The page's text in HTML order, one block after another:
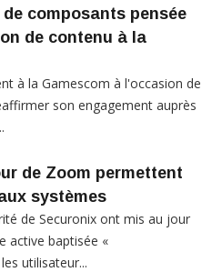
composants pensée
de contenu à la
à la Gamescom à l'occasion de
son engagement auprès
de Zoom permettent
systèmes
de Securonix ont mis au jour
active baptisée «
utilisateur...